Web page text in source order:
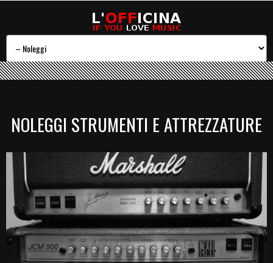
NOLEGGI STRUMENTI E ATTREZZATURE